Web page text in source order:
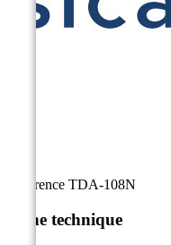
Référence TDA-108N
Fiche technique